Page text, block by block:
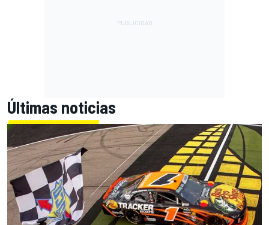
Últimas noticias